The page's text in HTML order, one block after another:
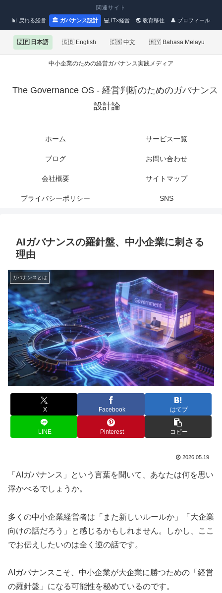
関連サイト
📊 戻れる経営 🏛 ガバナンス設計 💻 IT×経営 🌏 教育移住 👤 プロフィール
🇯🇵 日本語 🇬🇧 English 🇨🇳 中文 🇲🇾 Bahasa Melayu
中小企業のための経営ガバナンス実践メディア
The Governance OS - 経営判断のためのガバナンス
設計論
ホーム サービス一覧
ブログ お問い合わせ
会社概要 サイトマップ
プライバシーポリシー SNS
AIガバナンスの羅針盤、中小企業に刺さる
理由
ガバナンスとは
X Facebook はてブ
LINE Pinterest コピー
2026.05.19
「AIガバナンス」という言葉を聞いて、あなたは何を思い
浮かべるでしょうか。
多くの中小企業経営者は「また新しいルールか」「大企業
向けの話だろう」と感じるかもしれません。しかし、ここ
でお伝えしたいのは全く逆の話です。
AIガバナンスこそ、中小企業が大企業に勝つための「経営
の羅針盤」になる可能性を秘めているのです。